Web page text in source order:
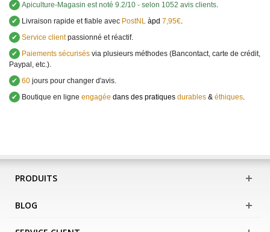
✔ Apiculture-Magasin est noté 9.2/10 - selon 1052 avis clients.
✔
Livraison rapide et fiable avec PostNL àpd 7,95€.
✔ Service clientpassionné et réactif.
✔
Paiements sécurisés via plusieurs méthodes (Bancontact, carte de crédit,
Paypal, etc.).
✔ 60 jours pour changer d'avis.
✔
Boutique en ligne engagée dans des pratiques durables & éthiques.
PRODUITS
BLOG